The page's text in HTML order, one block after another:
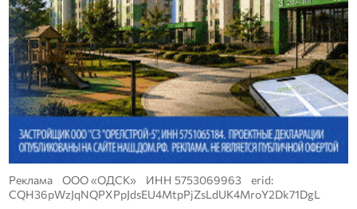
Реклама ООО «ОДСК» ИНН 5753069963 erid:
CQH36pWzJqNQPXPpJdsEU4MtpPjZsLdUK4MroY2Dk71DgL